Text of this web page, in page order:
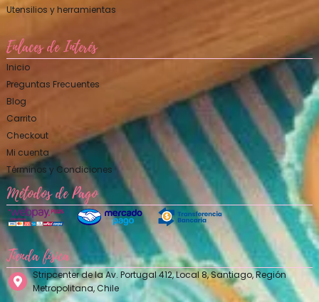
Utensilios y herramientas
Enlaces de Interés
Inicio
Preguntas Frecuentes
Blog
Carrito
Checkout
Mi cuenta
Términos y Condiciones
Métodos de Pago
Tienda física
Stripcenter de la Av. Portugal 412, Local 8, Santiago, Región
Metropolitana, Chile